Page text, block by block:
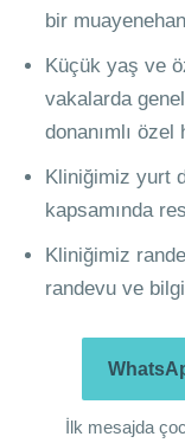
bir
Küçük yaş ve
vakalarda
donanımlı
Kliniğimiz yurt
kapsamında
Kliniğimiz
randevu ve
İlk mesajda